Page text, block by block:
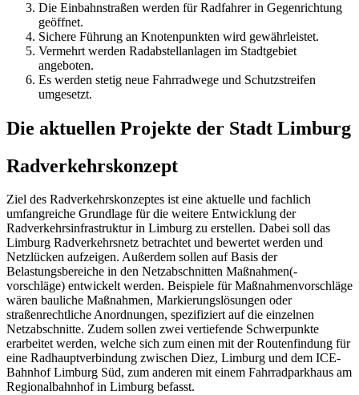
Die Einbahnstraßen werden für Radfahrer in Gegenrichtung
geöffnet.
Sichere Führung an Knotenpunkten wird gewährleistet.
Vermehrt werden Radabstellanlagen im Stadtgebiet
angeboten.
Es werden stetig neue Fahrradwege und Schutzstreifen
umgesetzt.
Die aktuellen Projekte der Stadt Limburg
Radverkehrskonzept
Ziel des Radverkehrskonzeptes ist eine aktuelle und fachlich
umfangreiche Grundlage für die weitere Entwicklung der
Radverkehrsinfrastruktur in Limburg zu erstellen. Dabei soll das
Limburg Radverkehrsnetz betrachtet und bewertet werden und
Netzlücken aufzeigen. Außerdem sollen auf Basis der
Belastungsbereiche in den Netzabschnitten Maßnahmen(-
vorschläge) entwickelt werden. Beispiele für Maßnahmenvorschläge
wären bauliche Maßnahmen, Markierungslösungen oder
straßenrechtliche Anordnungen, spezifiziert auf die einzelnen
Netzabschnitte. Zudem sollen zwei vertiefende Schwerpunkte
erarbeitet werden, welche sich zum einen mit der Routenfindung für
eine Radhauptverbindung zwischen Diez, Limburg und dem ICE-
Bahnhof Limburg Süd, zum anderen mit einem Fahrradparkhaus am
Regionalbahnhof in Limburg befasst.